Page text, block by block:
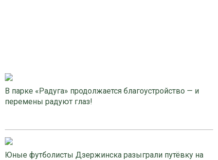
В парке «Радуга» продолжается благоустройство — и
перемены радуют глаз!
Юные футболисты Дзержинска разыграли путёвку на